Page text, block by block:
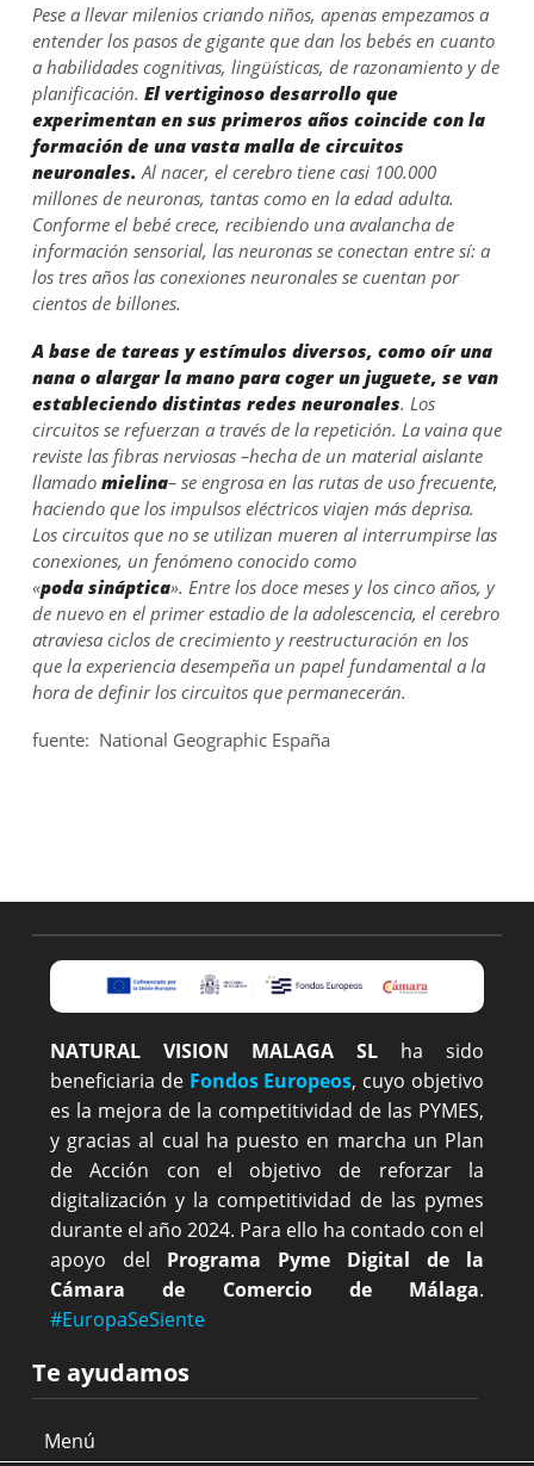
Pese a llevar milenios criando niños, apenas empezamos a
entender los pasos de gigante que dan los bebés en cuanto
a habilidades cognitivas, lingüísticas, de razonamiento y de
planificación. El vertiginoso desarrollo que
experimentan en sus primeros años coincide con la
formación de una vasta malla de circuitos
neuronales. Al nacer, el cerebro tiene casi 100.000
millones de neuronas, tantas como en la edad adulta.
Conforme el bebé crece, recibiendo una avalancha de
información sensorial, las neuronas se conectan entre sí: a
los tres años las conexiones neuronales se cuentan por
cientos de billones.
A base de tareas y estímulos diversos, como oír una
nana o alargar la mano para coger un juguete, se van
estableciendo distintas redes neuronales. Los
circuitos se refuerzan a través de la repetición. La vaina que
reviste las fibras nerviosas –hecha de un material aislante
llamado mielina– se engrosa en las rutas de uso frecuente,
haciendo que los impulsos eléctricos viajen más deprisa.
Los circuitos que no se utilizan mueren al interrumpirse las
conexiones, un fenómeno conocido como
«poda sináptica». Entre los doce meses y los cinco años, y
de nuevo en el primer estadio de la adolescencia, el cerebro
atraviesa ciclos de crecimiento y reestructuración en los
que la experiencia desempeña un papel fundamental a la
hora de definir los circuitos que permanecerán.
fuente: National Geographic España
NATURAL VISION MALAGA SL ha sido
beneficiaria de Fondos Europeos, cuyo objetivo
es la mejora de la competitividad de las PYMES,
y gracias al cual ha puesto en marcha un Plan
de Acción con el objetivo de reforzar la
digitalización y la competitividad de las pymes
durante el año 2024. Para ello ha contado con el
apoyo del Programa Pyme Digital de la
Cámara de Comercio de Málaga.
#EuropaSeSiente
Te ayudamos